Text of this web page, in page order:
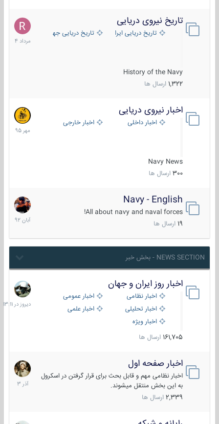
تاریخ نیروی دریایی
تاریخ دریایی ایران تاریخ دریایی جهان
History of the Navy
1,322 ارسال ها
16
مرداد
1404
اخبار نیروی دریایی
اخبار داخلی اخبار خارجی
Navy News
300 ارسال ها
27
مهر
1395
Navy - English
All about navy and naval forces!
ارسال ها
22
آبان
1392
NEWS SECTION - بخش خبر
اخبار روز ایران و جهان
اخبار نظامی
اخبار عمومی
اخبار تحلیلی
اخبار علمی
اخبار ویژه
161,705 ارسال ها
دیروز
در
13:11
اخبار صفحه اول
اخبار نظامی مهم و قابل بحث برای قرار گرفتن در اسکرول
به این بخش منتقل میشوند.
2,339 ارسال ها
7
آذر
1403